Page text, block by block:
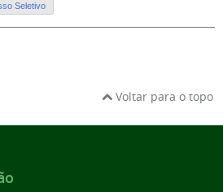
Seletivo
Voltar para o topo